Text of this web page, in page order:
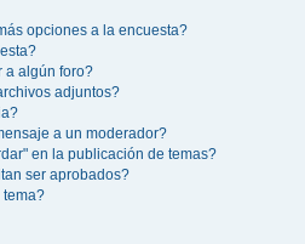
opciones a la encuesta?
a algún foro?
adjuntos?
a un moderador?
en la publicación de temas?
ser aprobados?
tema?